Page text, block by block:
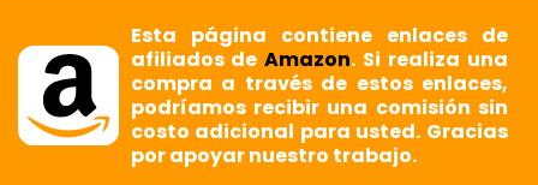
Esta página contiene enlaces de
afiliados deAmazon. Si realiza una
compra a través de estos enlaces,
podríamos recibir una comisión sin
costo adicional para usted. Gracias
por apoyar nuestro trabajo.